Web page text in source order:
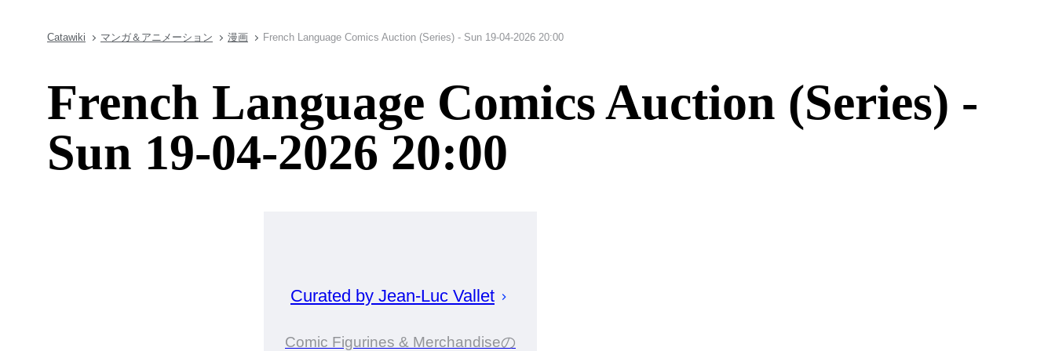
Catawiki マンガ＆アニメーション 漫画 French Language Comics Auction (Series) - Sun 19-04-2026 20:00
French Language Comics Auction (Series) -
Sun 19-04-2026 20:00
Curated by Jean-Luc Vallet
Comic Figurines & Merchandiseの